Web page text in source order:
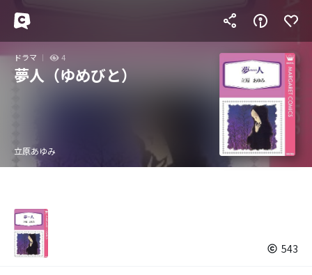
ドラマ 4
夢人（ゆめびと）
立原あゆみ
543